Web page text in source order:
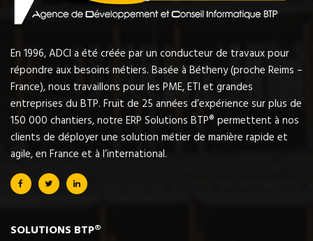
En 1996, ADCI a été créée par un conducteur de travaux pour
répondre aux besoins métiers. Basée à Bétheny (proche Reims –
France), nous travaillons pour les PME, ETI et grandes
entreprises du BTP. Fruit de 25 années d’expérience sur plus de
150 000 chantiers, notre ERP Solutions BTP® permettent à nos
clients de déployer une solution métier de manière rapide et
agile, en France et à l’international.
SOLUTIONS BTP®